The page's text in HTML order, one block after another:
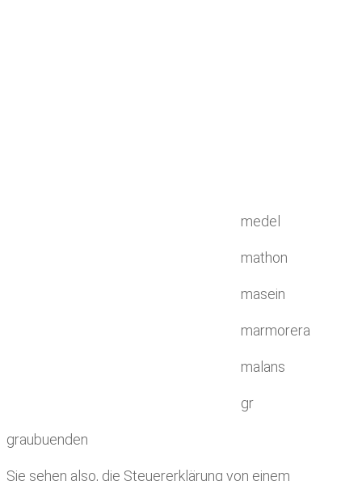
medel
mathon
masein
marmorera
malans
gr
graubuenden
Sie sehen also, die Steuererklärung von einem